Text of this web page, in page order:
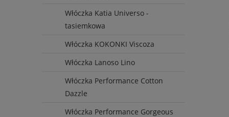
Włóczka Katia Universo -
tasiemkowa
Włóczka KOKONKI Viscoza
Włóczka Lanoso Lino
Włóczka Performance Cotton
Dazzle
Włóczka Performance Gorgeous